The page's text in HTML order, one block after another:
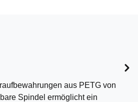
aus PETG von
Spindel ermöglicht ein